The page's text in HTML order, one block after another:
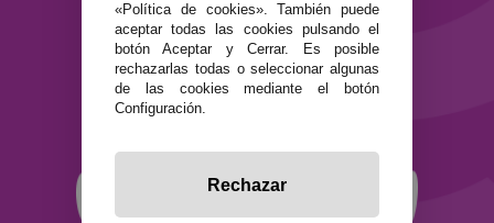
«Política de cookies». También puede
aceptar todas las cookies pulsando el
botón Aceptar y Cerrar. Es posible
rechazarlas todas o seleccionar algunas
de las cookies mediante el botón
Configuración.
Rechazar